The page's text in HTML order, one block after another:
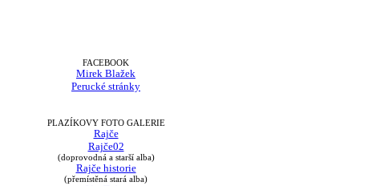
FACEBOOK
Mirek Blažek
Perucké stránky
PLAZÍKOVY FOTO GALERIE
Rajče
Rajče02
(doprovodná a starší alba)
Rajče historie
(přemístěná stará alba)